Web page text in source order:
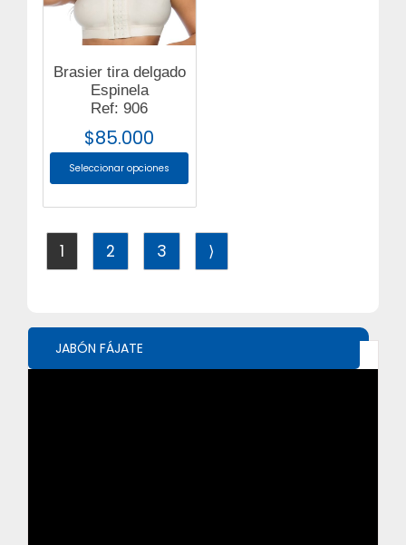
Brasier tira delgado
Espinela
Ref: 906
$85.000
Seleccionar opciones
1 2 3 ⟩
JABÓN FÁJATE